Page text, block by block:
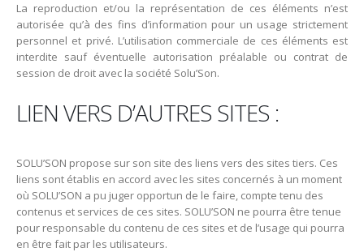
La reproduction et/ou la représentation de ces éléments n’est
autorisée qu’à des fins d’information pour un usage strictement
personnel et privé. L’utilisation commerciale de ces éléments est
interdite sauf éventuelle autorisation préalable ou contrat de
session de droit avec la société Solu’Son.
LIEN VERS D’AUTRES SITES :
SOLU’SON propose sur son site des liens vers des sites tiers. Ces
liens sont établis en accord avec les sites concernés à un moment
où SOLU’SON a pu juger opportun de le faire, compte tenu des
contenus et services de ces sites. SOLU’SON ne pourra être tenue
pour responsable du contenu de ces sites et de l’usage qui pourra
en être fait par les utilisateurs.